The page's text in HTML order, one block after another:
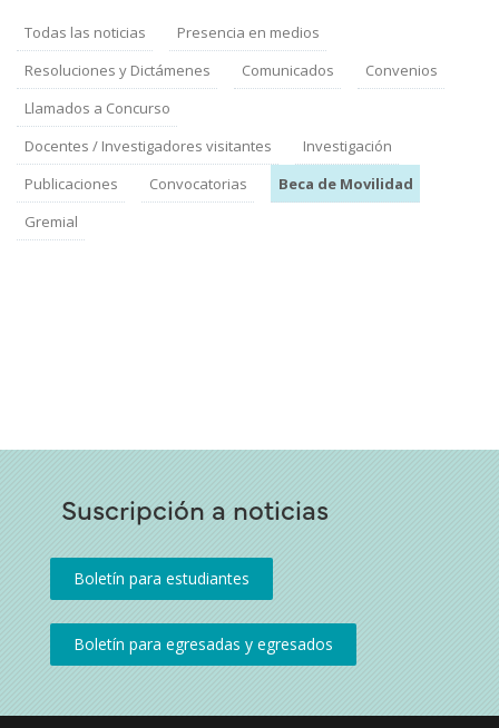
Todas las noticias
Presencia en medios
Resoluciones y Dictámenes
Comunicados
Convenios
Llamados a Concurso
Docentes / Investigadores visitantes
Investigación
Publicaciones
Convocatorias
Beca de Movilidad
Gremial
Suscripción a noticias